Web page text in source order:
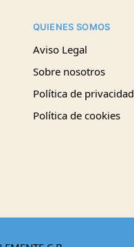
QUIENES SOMOS
Aviso Legal
Sobre nosotros
Política de privacidad
Política de cookies